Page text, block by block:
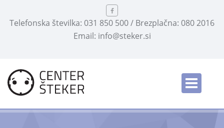
Telefonska številka: 031 850 500 / Brezplačna: 080 2016
Email: info@steker.si